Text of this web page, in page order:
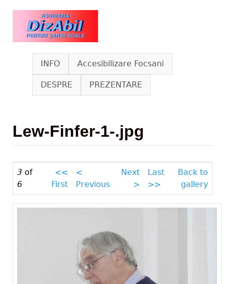
Skip to main content
www.dizabil.eu
INFO Accesibilizare Focsani
DESPRE PREZENTARE
Lew-Finfer-1-.jpg
3 of
6
<<
First
<
Previous
Next
>
Last
>>
Back to
gallery